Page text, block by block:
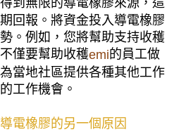
回報。將資金投入導電橡膠
。例如，您將幫助支持收穫
僅要幫助收穫emi的員工做
當地社區提供各種其他工作
工作機會。
電橡膠的另一個原因